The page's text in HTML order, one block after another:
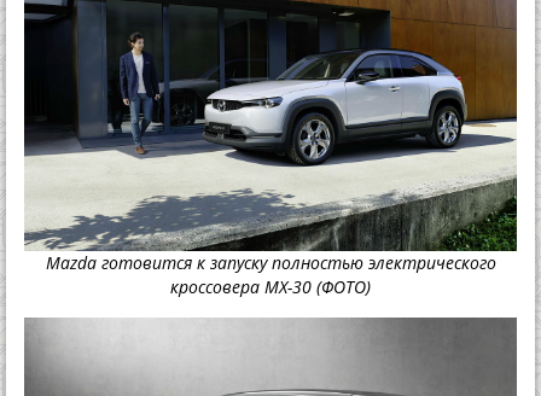
Mazda готовится к запуску полностью электрического
кроссовера MX-30 (ФОТО)